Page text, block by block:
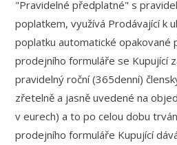
"Pravidelné předplatné" s
poplatkem, využívá Prodávající k
poplatku automatické opakované
prodejního formuláře se Kupující
pravidelný roční (365denní)
zřetelně a jasně uvedené na
v eurech) a to po celou dobu
prodejního formuláře Kupující